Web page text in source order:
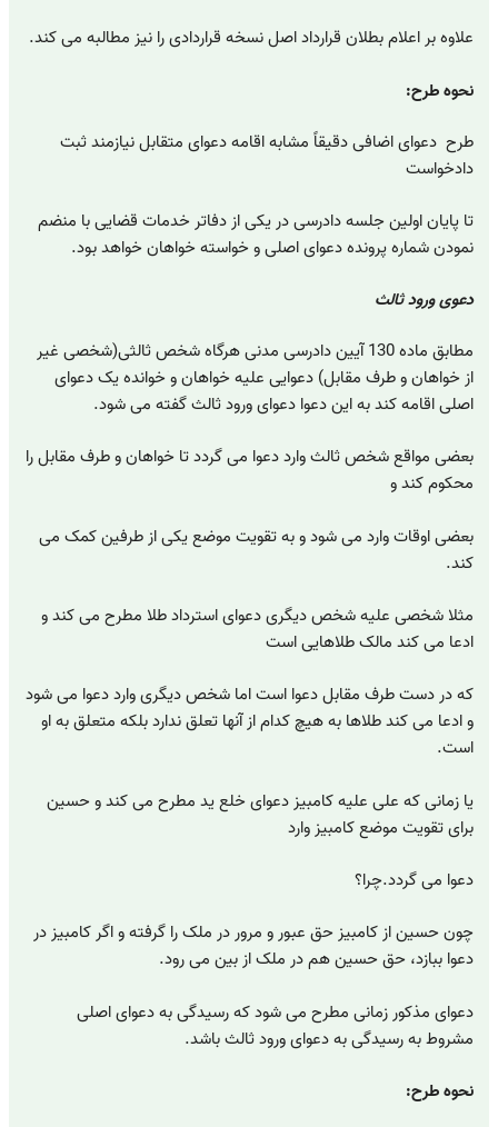
علاوه بر اعلام بطلان قرارداد اصل نسخه قراردادی را نیز مطالبه می کند.
نحوه طرح:
طرح دعوای اضافی دقیقاً مشابه اقامه دعوای متقابل نیازمند ثبت
دادخواست
تا پایان اولین جلسه دادرسی در یکی از دفاتر خدمات قضایی با منضم
نمودن شماره پرونده دعوای اصلی و خواسته خواهان خواهد بود.
دعوی ورود ثالث
مطابق ماده 130 آیین دادرسی مدنی هرگاه شخص ثالثی(شخصی غیر
از خواهان و طرف مقابل) دعوایی علیه خواهان و خوانده یک دعوای
اصلی اقامه کند به این دعوا دعوای ورود ثالث گفته می شود.
بعضی مواقع شخص ثالث وارد دعوا می گردد تا خواهان و طرف مقابل را
محکوم کند و
بعضی اوقات وارد می شود و به تقویت موضع یکی از طرفین کمک می
کند.
مثلا شخصی علیه شخص دیگری دعوای استرداد طلا مطرح می کند و
ادعا می کند مالک طلاهایی است
که در دست طرف مقابل دعوا است اما شخص دیگری وارد دعوا می شود
و ادعا می کند طلاها به هیچ کدام از آنها تعلق ندارد بلکه متعلق به او
است.
یا زمانی که علی علیه کامبیز دعوای خلع ید مطرح می کند و حسین
برای تقویت موضع کامبیز وارد
دعوا می گردد.چرا؟
چون حسین از کامبیز حق عبور و مرور در ملک را گرفته و اگر کامبیز در
دعوا ببازد، حق حسین هم در ملک از بین می رود.
دعوای مذکور زمانی مطرح می شود که رسیدگی به دعوای اصلی
مشروط به رسیدگی به دعوای ورود ثالث باشد.
نحوه طرح: